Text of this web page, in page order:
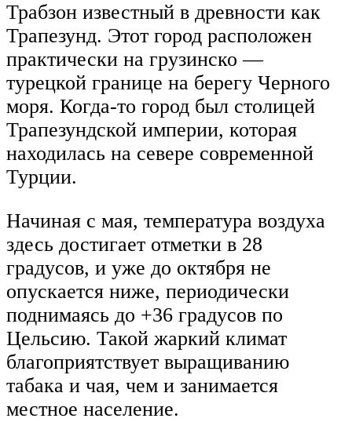
Трабзон известный в древности как
Трапезунд. Этот город расположен
практически на грузинско —
турецкой границе на берегу Черного
моря. Когда-то город был столицей
Трапезундской империи, которая
находилась на севере современной
Турции.
Начиная с мая, температура воздуха
здесь достигает отметки в 28
градусов, и уже до октября не
опускается ниже, периодически
поднимаясь до +36 градусов по
Цельсию. Такой жаркий климат
благоприятствует выращиванию
табака и чая, чем и занимается
местное население.